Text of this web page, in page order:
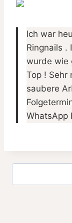
Ich war
Ringnails .
wurde wie
Top ! Sehr
saubere
WhatsApp